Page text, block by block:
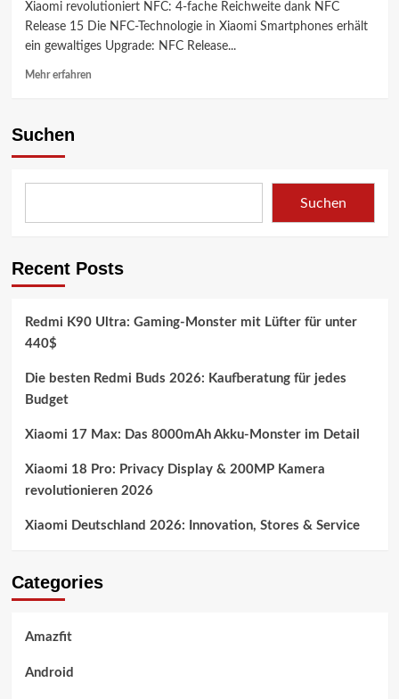
Xiaomi revolutioniert NFC: 4-fache Reichweite dank NFC
Release 15 Die NFC-Technologie in Xiaomi Smartphones erhält
ein gewaltiges Upgrade: NFC Release...
Mehr erfahrenMehr
NFC
Suchen
Suchen
Recent Posts
Redmi K90 Ultra: Gaming-Monster mit Lüfter für unter
440$
Die besten Redmi Buds 2026: Kaufberatung für jedes
Budget
Xiaomi 17 Max: Das 8000mAh Akku-Monster im Detail
Xiaomi 18 Pro: Privacy Display & 200MP Kamera
revolutionieren 2026
Xiaomi Deutschland 2026: Innovation, Stores & Service
Categories
Amazfit
Android